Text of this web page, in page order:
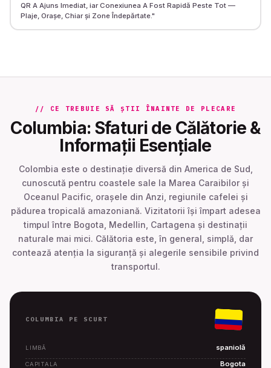
QR A Ajuns Imediat, iar Conexiunea A Fost Rapidă Peste Tot —
Plaje, Orașe, Chiar și Zone Îndepărtate."
// CE TREBUIE SĂ ȘTII ÎNAINTE DE PLECARE
Columbia: Sfaturi de Călătorie &
Informații Esențiale
Colombia este o destinație diversă din America de Sud,
cunoscută pentru coastele sale la Marea Caraibilor și
Oceanul Pacific, orașele din Anzi, regiunile cafelei și
pădurea tropicală amazoniană. Vizitatorii își împart adesea
timpul între Bogota, Medellin, Cartagena și destinații
naturale mai mici. Călătoria este, în general, simplă, dar
contează atenția la siguranță și alegerile sensibile privind
transportul.
COLUMBIA PE SCURT
LIMBĂ spaniolă
CAPITALA Bogota